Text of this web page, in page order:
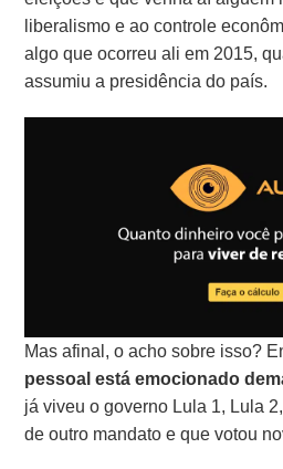
liberalismo e ao controle
algo que ocorreu ali em 2015,
assumiu a presidência do país.
Mas afinal, o acho sobre isso?
pessoal está emocionado
já viveu o governo Lula 1, Lula
de outro mandato e que votou